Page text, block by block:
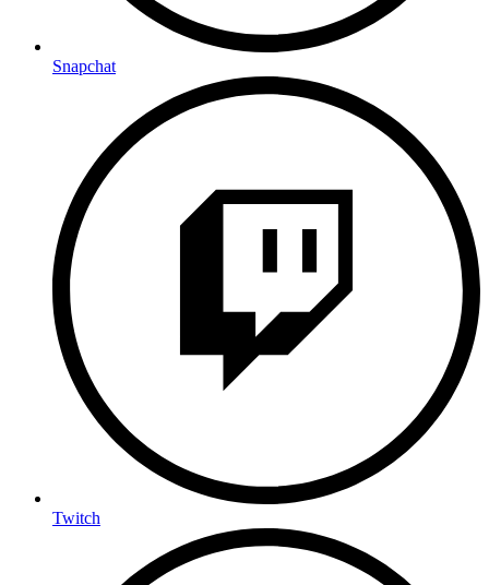
Snapchat
Twitch